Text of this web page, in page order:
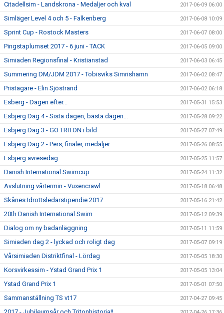
Citadellsim - Landskrona - Medaljer och kval 2017-06-09 06:00
Simläger Level 4 och 5 - Falkenberg 2017-06-08 10:09
Sprint Cup - Rostock Masters 2017-06-07 08:00
Pingstaplumset 2017 - 6 juni - TACK 2017-06-05 09:00
Simiaden Regionsfinal - Kristianstad 2017-06-03 06:45
Summering DM/JDM 2017 - Tobisviks Simrishamn 2017-06-02 08:47
Pristagare - Elin Sjöstrand 2017-06-02 06:18
Esberg - Dagen efter... 2017-05-31 15:53
Esbjerg Dag 4 - Sista dagen, bästa dagen... 2017-05-28 09:22
Esbjerg Dag 3 - GO TRITON i bild 2017-05-27 07:49
Esbjerg Dag 2 - Pers, finaler, medaljer 2017-05-26 08:55
Esbjerg avresedag 2017-05-25 11:57
Danish International Swimcup 2017-05-24 11:32
Avslutning vårtermin - Vuxencrawl 2017-05-18 06:48
Skånes Idrottsledarstipendie 2017 2017-05-16 21:42
20th Danish International Swim 2017-05-12 09:39
Dialog om ny badanläggning 2017-05-11 11:59
Simiaden dag 2 - lyckad och roligt dag 2017-05-07 09:19
Vårsimiaden Distriktfinal - Lördag 2017-05-05 18:30
Korsvirkessim - Ystad Grand Prix 1 2017-05-05 13:04
Ystad Grand Prix 1 2017-05-01 07:50
Sammanställning TS vt17 2017-04-27 09:45